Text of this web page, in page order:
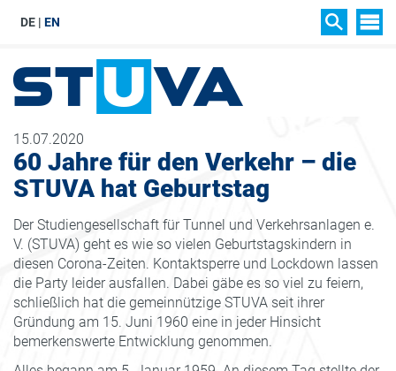
DE EN
15.07.2020
60 Jahre für den Verkehr – die
STUVA hat Geburtstag
Der Studiengesellschaft für Tunnel und Verkehrsanlagen e.
V. (STUVA) geht es wie so vielen Geburtstagskindern in
diesen Corona-Zeiten. Kontaktsperre und Lockdown lassen
die Party leider ausfallen. Dabei gäbe es so viel zu feiern,
schließlich hat die gemeinnützige STUVA seit ihrer
Gründung am 15. Juni 1960 eine in jeder Hinsicht
bemerkenswerte Entwicklung genommen.